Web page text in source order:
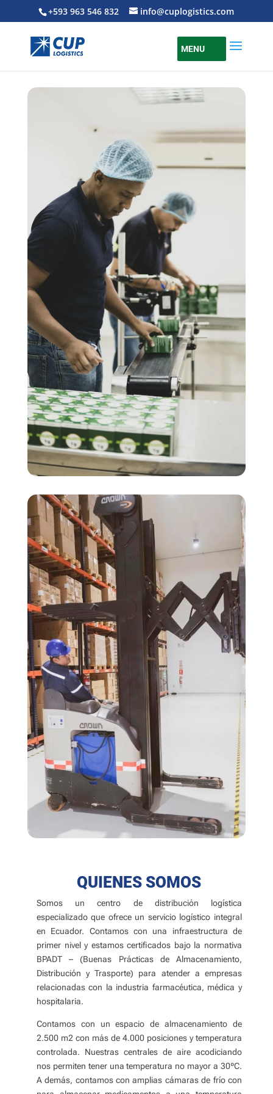
+593 963 546 832 info@cuplogistics.com
MENU
QUIENES SOMOS
Somos un centro de distribución logística
especializado que ofrece un servicio logístico integral
en Ecuador. Contamos con una infraestructura de
primer nivel y estamos certificados bajo la normativa
BPADT – (Buenas Prácticas de Almacenamiento,
Distribución y Trasporte) para atender a empresas
relacionadas con la industria farmacéutica, médica y
hospitalaria.
Contamos con un espacio de almacenamiento de
2.500 m2 con más de 4.000 posiciones y temperatura
controlada. Nuestras centrales de aire acodiciando
nos permiten tener una temperatura no mayor a 30ºC.
A demás, contamos con amplias cámaras de frío con